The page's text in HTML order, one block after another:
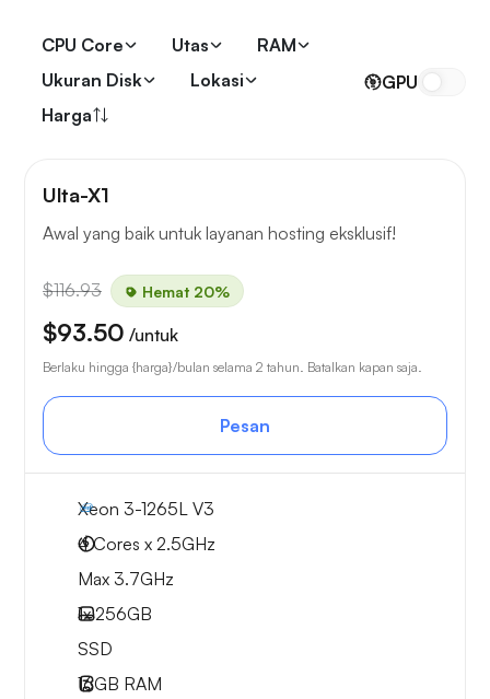
CPU Core Utas
RAM
Ukuran Disk
Lokasi
Harga
GPU
Ulta-X1
Awal yang baik untuk layanan hosting eksklusif!
$116.93 Hemat 20%
$93.50 /untuk
Berlaku hingga {harga}/bulan selama 2 tahun. Batalkan kapan saja.
Pesan
Xeon 3-1265L V3
4 Cores x 2.5GHz
Max 3.7GHz
1x256GB
SSD
16GB RAM